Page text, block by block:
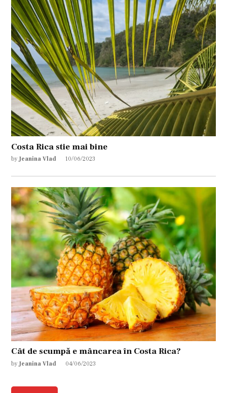
Costa Rica stie mai bine
by Jeanina Vlad 10/06/2023
Cât de scumpă e mâncarea în Costa Rica?
by Jeanina Vlad 04/06/2023